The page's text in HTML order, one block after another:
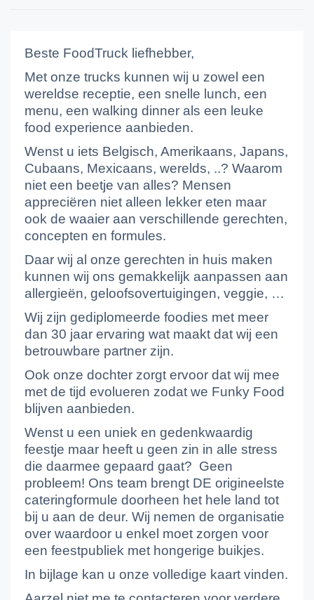
Beste FoodTruck liefhebber,
Met onze trucks kunnen wij u zowel een
wereldse receptie, een snelle lunch, een
menu, een walking dinner als een leuke
food experience aanbieden.
Wenst u iets Belgisch, Amerikaans, Japans,
Cubaans, Mexicaans, werelds, ..? Waarom
niet een beetje van alles? Mensen
appreciëren niet alleen lekker eten maar
ook de waaier aan verschillende gerechten,
concepten en formules.
Daar wij al onze gerechten in huis maken
kunnen wij ons gemakkelijk aanpassen aan
allergieën, geloofsovertuigingen, veggie, …
Wij zijn gediplomeerde foodies met meer
dan 30 jaar ervaring wat maakt dat wij een
betrouwbare partner zijn.
Ook onze dochter zorgt ervoor dat wij mee
met de tijd evolueren zodat we Funky Food
blijven aanbieden.
Wenst u een uniek en gedenkwaardig
feestje maar heeft u geen zin in alle stress
die daarmee gepaard gaat? Geen
probleem! Ons team brengt DE origineelste
cateringformule doorheen het hele land tot
bij u aan de deur. Wij nemen de organisatie
over waardoor u enkel moet zorgen voor
een feestpubliek met hongerige buikjes.
In bijlage kan u onze volledige kaart vinden.